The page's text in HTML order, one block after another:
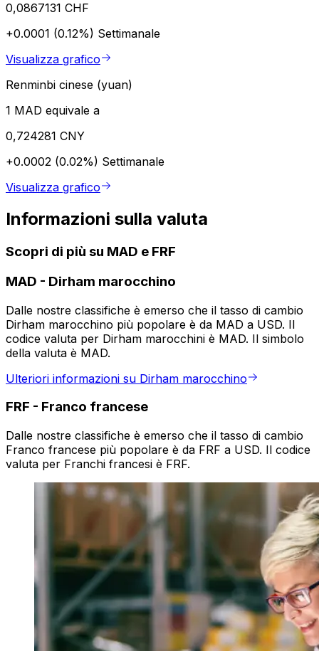
0,0867131 CHF
+0.0001 (0.12%) Settimanale
Visualizza grafico
Renminbi cinese (yuan)
1 MAD equivale a
0,724281 CNY
+0.0002 (0.02%) Settimanale
Visualizza grafico
Informazioni sulla valuta
Scopri di più su MAD e FRF
MAD - Dirham marocchino
Dalle nostre classifiche è emerso che il tasso di cambio
Dirham marocchino più popolare è da MAD a USD. Il
codice valuta per Dirham marocchini è MAD. Il simbolo
della valuta è MAD.
Ulteriori informazioni su Dirham marocchino
FRF - Franco francese
Dalle nostre classifiche è emerso che il tasso di cambio
Franco francese più popolare è da FRF a USD. Il codice
valuta per Franchi francesi è FRF.